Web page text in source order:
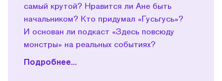
самый крутой? Нравится ли Ане быть
начальником? Кто придумал «Гусьгусь»?
И основан ли подкаст «Здесь повсюду
монстры» на реальных событиях?
Подробнее...